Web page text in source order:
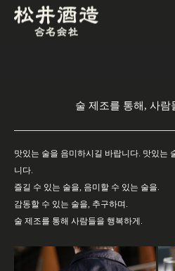
술 제조를 통해, 사람
맛있는 술을 음미하시길 바랍니다. 맛있는
니다.
즐길 수 있는 술을, 음미할 수 있는 술을.
감동할 수 있는 술을, 추구하며.
술 제조를 통해 사람들을 행복하게.